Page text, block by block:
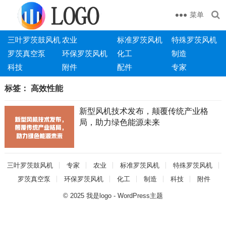
菜单
三叶罗茨鼓风机农业 标准罗茨风机
特殊罗茨风机
罗茨真空泵
环保罗茨风机 化工
制造
科技
附件 配件 专家
标签： 高效性能
新型风机技术发布，颠覆传统产业格
局，助力绿色能源未来
三叶罗茨鼓风机 专家 农业 标准罗茨风机
特殊罗茨风机
罗茨真空泵
环保罗茨风机 化工 制造 科技 附件
© 2025 我是logo- WordPress主题